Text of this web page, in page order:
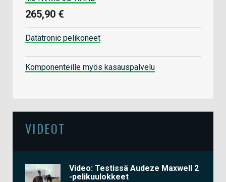
265,90 €
Datatronic pelikoneet
Komponenteille myös kasauspalvelu
VIDEOT
Video: Testissä Audeze Maxwell 2
-pelikuulokkeet